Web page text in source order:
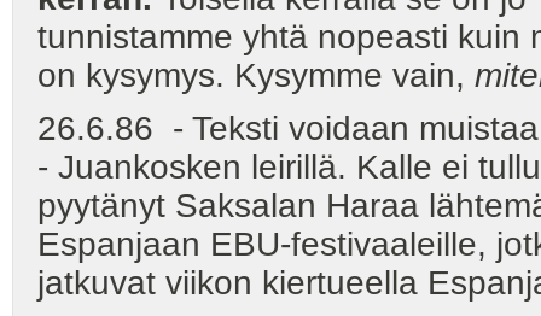
tunnistamme yhtä nopeasti kuin
on kysymys. Kysymme vain,
26.6.86 - Teksti voidaan
- Juankosken leirillä. Kalle ei
pyytänyt Saksalan Haraa
Espanjaan EBU-festivaaleille,
jatkuvat viikon kiertueella